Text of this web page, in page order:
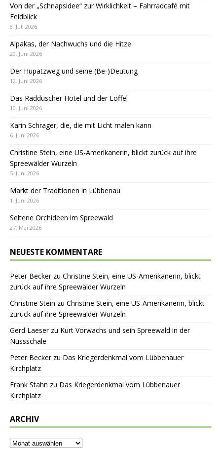
Von der „Schnapsidee“ zur Wirklichkeit – Fahrradcafé mit
Feldblick
8. Juli 2026
Alpakas, der Nachwuchs und die Hitze
29. Juni 2026
Der Hupatzweg und seine (Be-)Deutung
12. Juni 2026
Das Radduscher Hotel und der Löffel
10. Juni 2026
Karin Schrager, die, die mit Licht malen kann
6. Juni 2026
Christine Stein, eine US-Amerikanerin, blickt zurück auf ihre
Spreewälder Wurzeln
5. Juni 2026
Markt der Traditionen in Lübbenau
1. Juni 2026
Seltene Orchideen im Spreewald
27. Mai 2026
NEUESTE KOMMENTARE
Peter Beckerzu Christine Stein, eine US-Amerikanerin, blickt
zurück auf ihre Spreewälder Wurzeln
Christine Stein zu Christine Stein, eine US-Amerikanerin, blickt
zurück auf ihre Spreewälder Wurzeln
Gerd Laeserzu Kurt Vorwachs und sein Spreewald in der
Nussschale
Peter Beckerzu Das Kriegerdenkmal vom Lübbenauer
Kirchplatz
Frank Stahn zu Das Kriegerdenkmal vom Lübbenauer
Kirchplatz
ARCHIV